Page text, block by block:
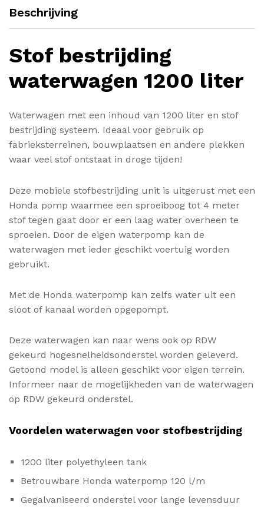
Beschrijving
Stof bestrijding
waterwagen 1200 liter
Waterwagen met een inhoud van 1200 liter en stof
bestrijding systeem. Ideaal voor gebruik op
fabrieksterreinen, bouwplaatsen en andere plekken
waar veel stof ontstaat in droge tijden!
Deze mobiele stofbestrijding unit is uitgerust met een
Honda pomp waarmee een sproeiboog tot 4 meter
stof tegen gaat door er een laag water overheen te
sproeien. Door de eigen waterpomp kan de
waterwagen met ieder geschikt voertuig worden
gebruikt.
Met de Honda waterpomp kan zelfs water uit een
sloot of kanaal worden opgepompt.
Deze waterwagen kan naar wens ook op RDW
gekeurd hogesnelheidsonderstel worden geleverd.
Getoond model is alleen geschikt voor eigen terrein.
Informeer naar de mogelijkheden van de waterwagen
op RDW gekeurd onderstel.
Voordelen waterwagen voor stofbestrijding
1200 liter polyethyleen tank
Betrouwbare Honda waterpomp 120 l/m
Gegalvaniseerd onderstel voor lange levensduur